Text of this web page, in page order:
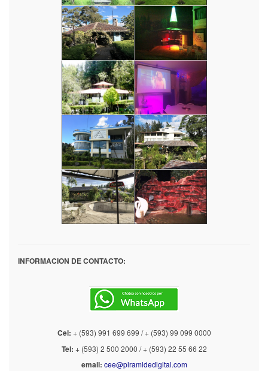
INFORMACION DE CONTACTO:
Cel: + (593) 991 699 699 / + (593) 99 099 0000
Tel: + (593) 2 500 2000 / + (593) 22 55 66 22
email: cee@piramidedigital.com